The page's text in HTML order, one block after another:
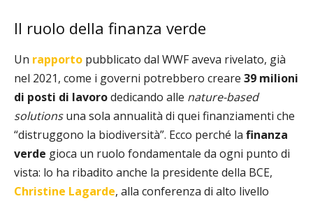
Il ruolo della finanza verde
Un rapporto pubblicato dal WWF aveva rivelato, già
nel 2021, come i governi potrebbero creare 39 milioni
di posti di lavorodedicando alle nature-based
solutionsuna sola annualità di quei finanziamenti che
“distruggono la biodiversità”. Ecco perché la finanza
verde gioca un ruolo fondamentale da ogni punto di
vista: lo ha ribadito anche la presidente della BCE,
Christine Lagarde, alla conferenza di alto livello